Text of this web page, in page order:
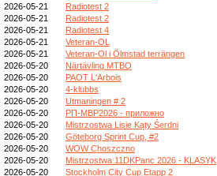
2026-05-21
Radiotest 2
2026-05-21
Radiotest 2
2026-05-21
Radiotest 4
2026-05-21
Veteran-OL
2026-05-21
Veteran-Ol i Ölmstad terrängen
2026-05-20
Närtävling MTBO
2026-05-20
PAOT L'Arbois
2026-05-20
4-klubbs
2026-05-20
Utmaningen # 2
2026-05-20
РП-МВР2026 - приложно
2026-05-20
Mistrzostwa Lisie Kąty Śerdni
2026-05-20
Göteborg Sprint Cup, #2
2026-05-20
WOW Choszczno
2026-05-20
Mistrzostwa 11DKPanc 2026 - KLASYK
2026-05-20
Stockholm City Cup Etapp 2